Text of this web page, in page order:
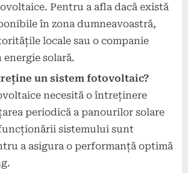
Pentru a afla dacă există
în zona dumneavoastră,
locale sau o companie
solară.
un sistem fotovoltaic?
necesită o întreținere
periodică a panourilor solare
sistemului sunt
a asigura o performanță optimă